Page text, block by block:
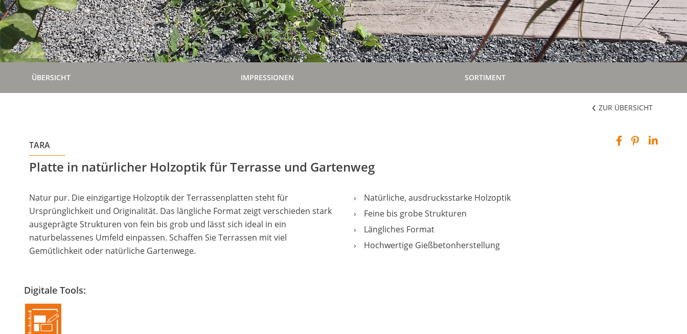
ÜBERSICHT IMPRESSIONEN SORTIMENT
ZUR ÜBERSICHT
TARA
Platte in natürlicher Holzoptik für Terrasse und Gartenweg
Natur pur. Die einzigartige Holzoptik der Terrassenplatten steht für
Ursprünglichkeit und Originalität. Das längliche Format zeigt verschieden stark
ausgeprägte Strukturen von fein bis grob und lässt sich ideal in ein
naturbelassenes Umfeld einpassen. Schaffen Sie Terrassen mit viel
Gemütlichkeit oder natürliche Gartenwege.
Natürliche, ausdrucksstarke Holzoptik
Feine bis grobe Strukturen
Längliches Format
Hochwertige Gießbetonherstellung
Digitale Tools: